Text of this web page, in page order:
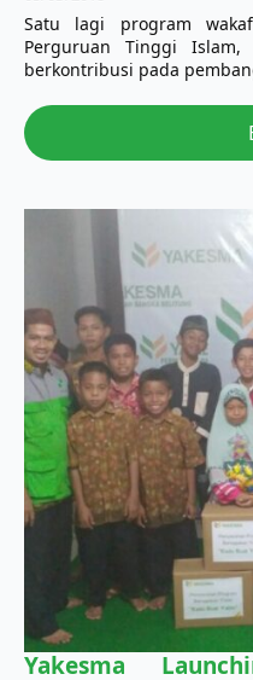
Satu lagi program
Perguruan Tinggi
berkontribusi pada
Yakesma